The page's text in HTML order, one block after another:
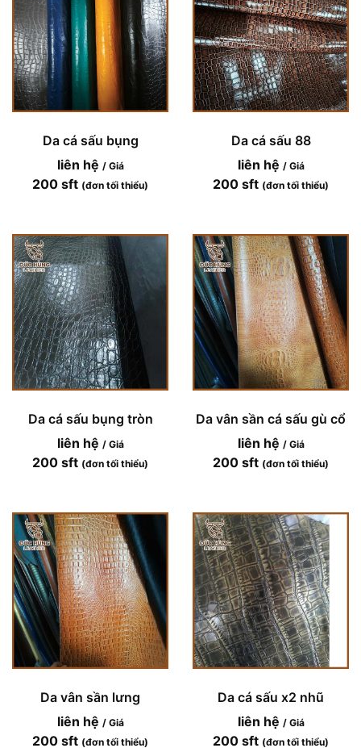
Da cá sấu bụng
liên hệ / Giá
200 sft (đơn tối thiểu)
Da cá sấu 88
liên hệ / Giá
200 sft (đơn tối thiểu)
Da cá sấu bụng tròn
liên hệ / Giá
200 sft (đơn tối thiểu)
Da vân sần cá sấu gù cổ
liên hệ / Giá
200 sft (đơn tối thiểu)
Da vân sần lưng
liên hệ / Giá
200 sft (đơn tối thiểu)
Da cá sấu x2 nhũ
liên hệ / Giá
200 sft (đơn tối thiểu)